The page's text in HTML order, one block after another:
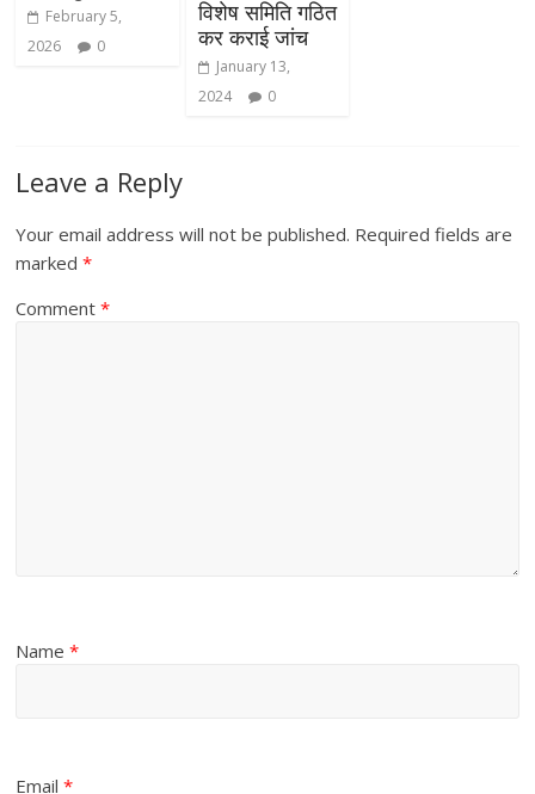
February 5,
2026
0
विशेष समिति गठित
कर कराई जांच
January 13,
2024
0
Leave a Reply
Your email address will not be published. Required fields are
marked*
Comment*
Name*
Email*